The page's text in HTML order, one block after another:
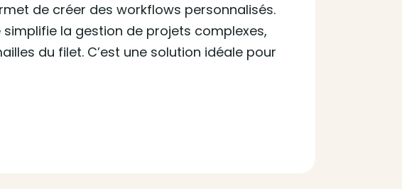
de créer des workflows personnalisés.
la gestion de projets complexes,
du filet. C’est une solution idéale pour